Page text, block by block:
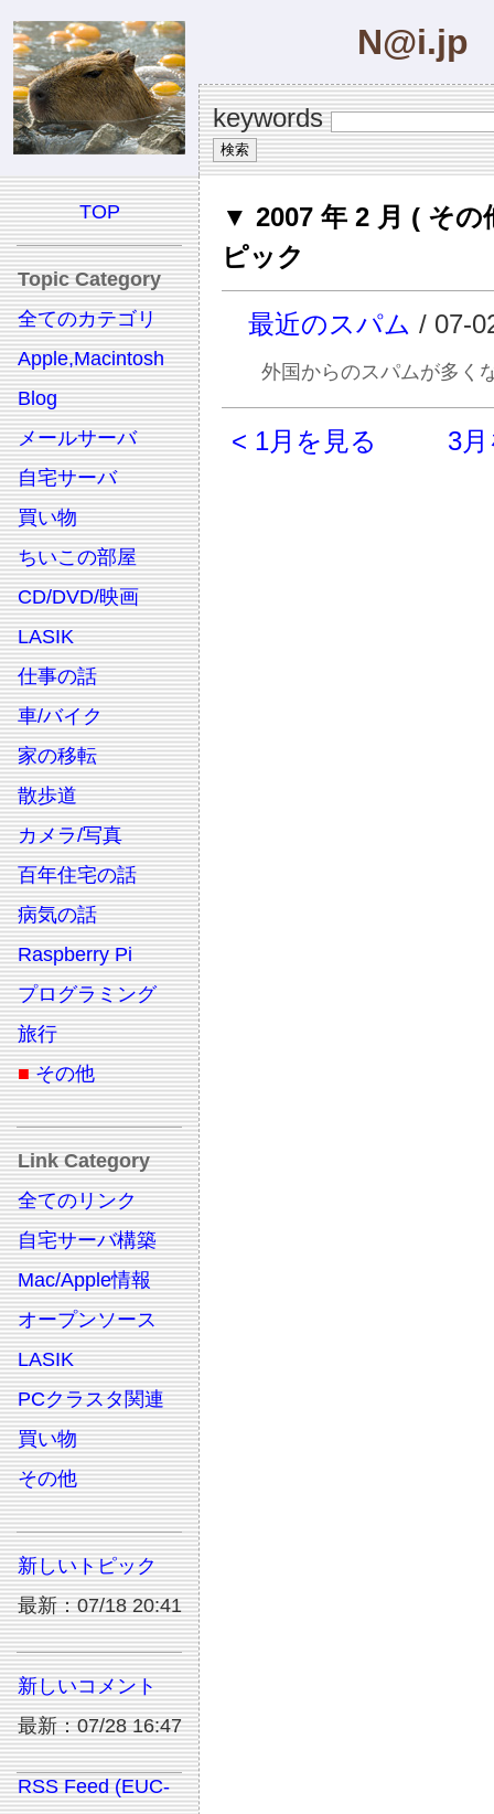
N@i.jp
keywords
TOP
Topic Category
全てのカテゴリ
Apple,Macintosh
Blog
メールサーバ
自宅サーバ
買い物
ちいこの部屋
CD/DVD/映画
LASIK
仕事の話
車/バイク
家の移転
散歩道
カメラ/写真
百年住宅の話
病気の話
Raspberry Pi
プログラミング
旅行
■ その他
Link Category
全てのリンク
自宅サーバ構築
Mac/Apple情報
オープンソース
LASIK
PCクラスタ関連
買い物
その他
新しいトピック
最新：07/18 20:41
新しいコメント
最新：07/28 16:47
RSS Feed (EUC-
▼ 2007 年 2 月 ( その
ピック
最近のスパム / 07-
外国からのスパムが多く
< 1月を見る 3